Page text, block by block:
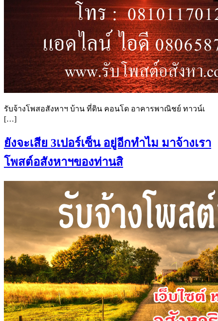
รับจ้างโพสอสังหาฯ บ้าน ที่ดิน คอนโด อาคารพาณิชย์ ทาวน์เ
[…]
ยังจะเสีย 3เปอร์เซ็น อยู่อีกทำไม มาจ้างเรา
โพสต์อสังหาฯของท่านสิ